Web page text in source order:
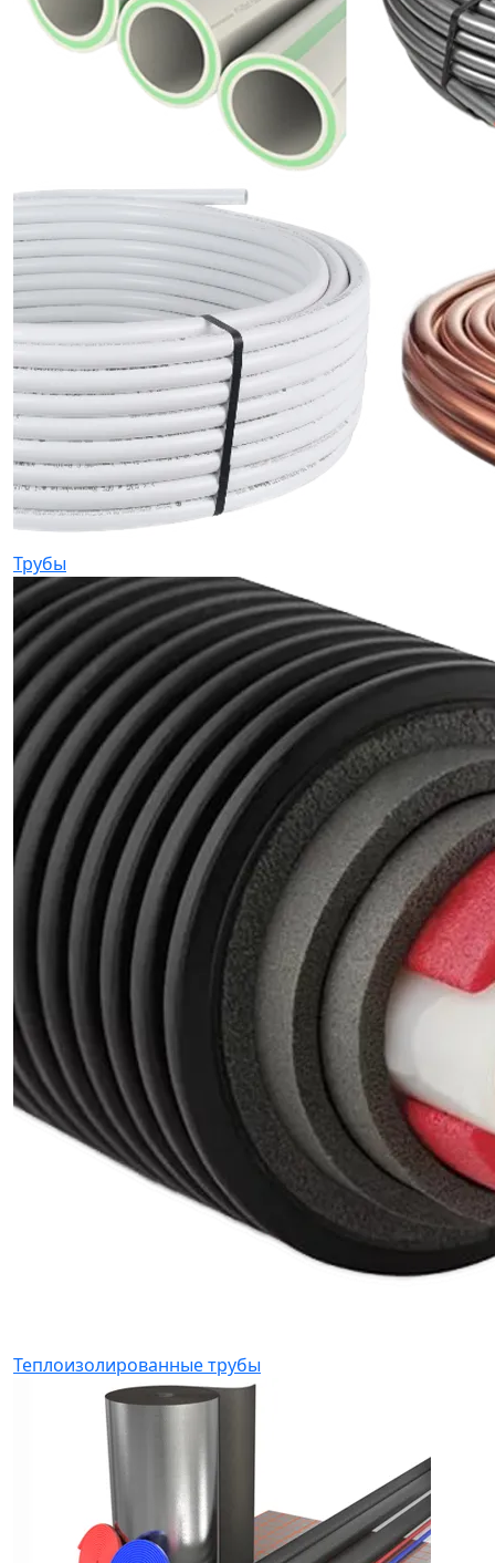
Трубы
Теплоизолированные трубы